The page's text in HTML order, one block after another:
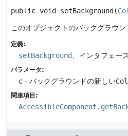
public void setBackground (
このオブジェクトのバックグラウン
定義:
setBackground 、インタフェース
パラメータ:
c - バックグラウンドの新しい
関連項目: